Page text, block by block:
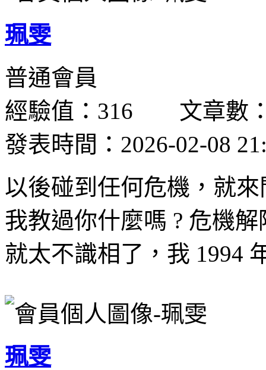
珮雯
普通會員
經驗值：316 文章數
發表時間：2026-02-08
以後碰到任何危機，就
我教過你什麼嗎 ? 危機
就太不識相了，我 1994
珮雯